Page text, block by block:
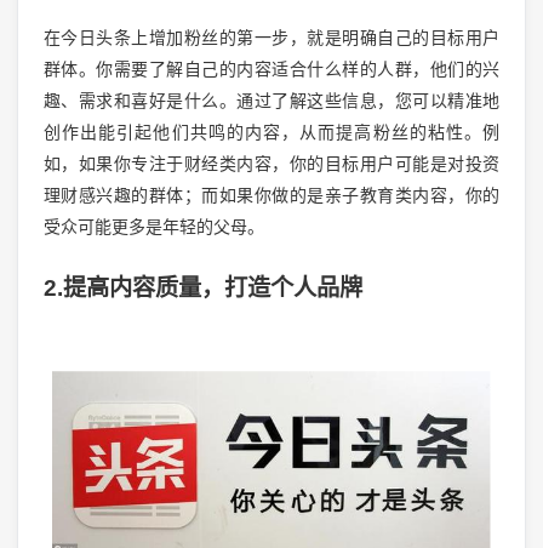
在今日头条上增加粉丝的第一步，就是明确自己的目标用户
群体。你需要了解自己的内容适合什么样的人群，他们的兴
趣、需求和喜好是什么。通过了解这些信息，您可以精准地
创作出能引起他们共鸣的内容，从而提高粉丝的粘性。例
如，如果你专注于财经类内容，你的目标用户可能是对投资
理财感兴趣的群体；而如果你做的是亲子教育类内容，你的
受众可能更多是年轻的父母。
2.提高内容质量，打造个人品牌